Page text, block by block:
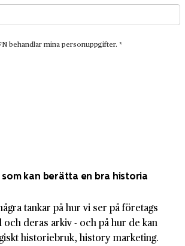
kan berätta en bra historia
tankar på hur vi ser på företags
deras arkiv - och på hur de kan
historiebruk, history marketing.